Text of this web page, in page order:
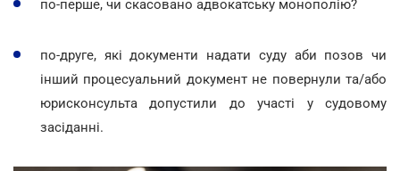
по-перше, чи скасовано адвокатську монополію?
по-друге, які документи надати суду аби позов чи
інший процесуальний документ не повернули та/або
юрисконсульта допустили до участі у судовому
засіданні.